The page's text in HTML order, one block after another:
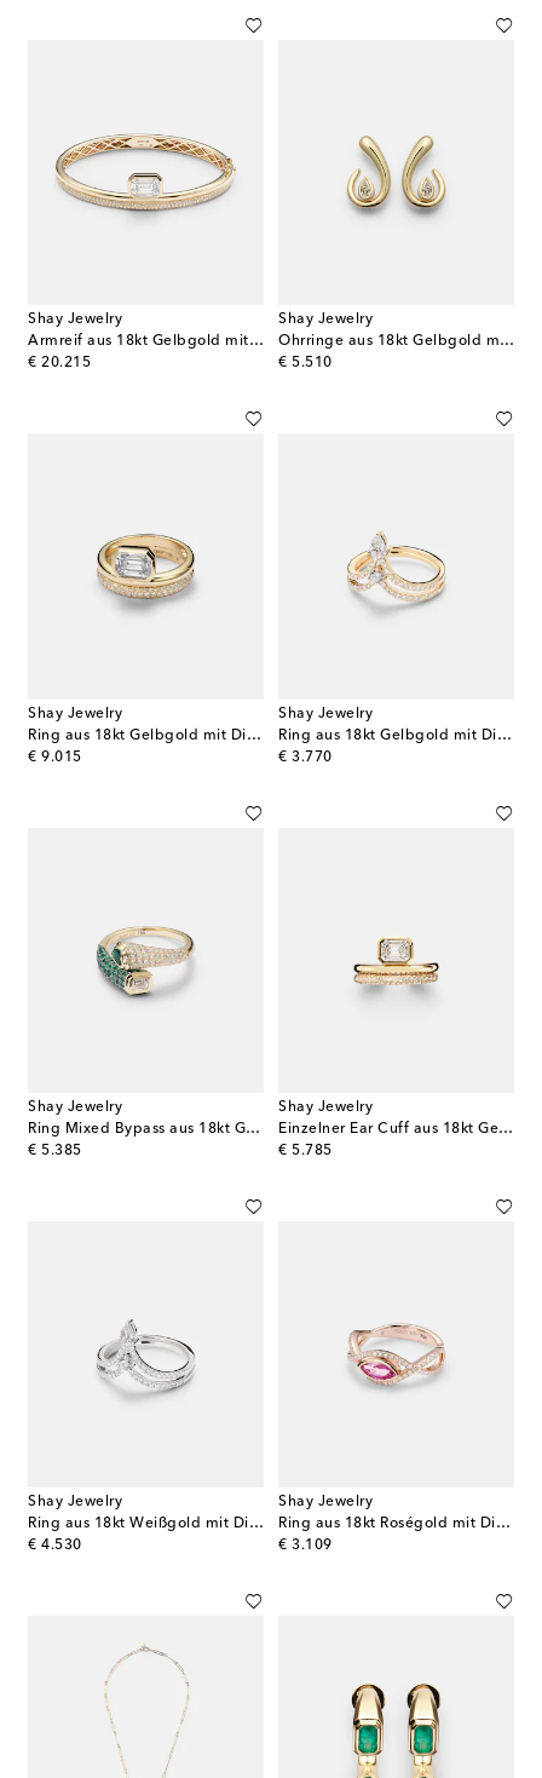
Shay Jewelry
Armreif aus 18kt Gelbgold mit Diamanten
€ 20.215
original price
Shay Jewelry
Ohrringe aus 18kt Gelbgold mit Diamanten
€ 5.510
original price
Shay Jewelry
Ring aus 18kt Gelbgold mit Diamanten
€ 9.015
original price
Shay Jewelry
Ring aus 18kt Gelbgold mit Diamanten
€ 3.770
original price
Shay Jewelry
Ring Mixed Bypass aus 18kt Gelbgold mit Diamanten und Smaragden
€ 5.385
original price
Shay Jewelry
Einzelner Ear Cuff aus 18kt Gelbgold mit Diamanten
€ 5.785
original price
Shay Jewelry
Ring aus 18kt Weißgold mit Diamanten
€ 4.530
original price
Shay Jewelry
Ring aus 18kt Roségold mit Diamanten und Saphir
€ 3.109
original price